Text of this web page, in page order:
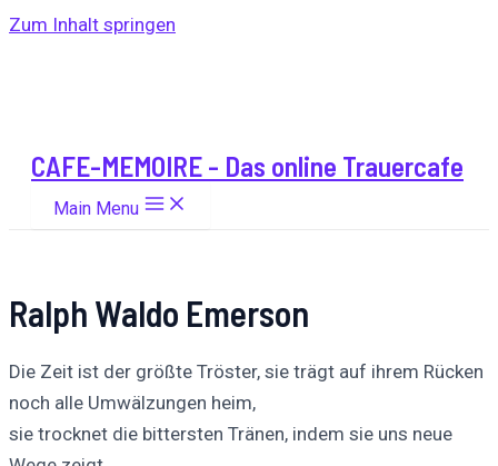
Zum Inhalt springen
CAFE-MEMOIRE - Das online Trauercafe
Main Menu
Ralph Waldo Emerson
Die Zeit ist der größte Tröster, sie trägt auf ihrem Rücken
noch alle Umwälzungen heim,
sie trocknet die bittersten Tränen, indem sie uns neue